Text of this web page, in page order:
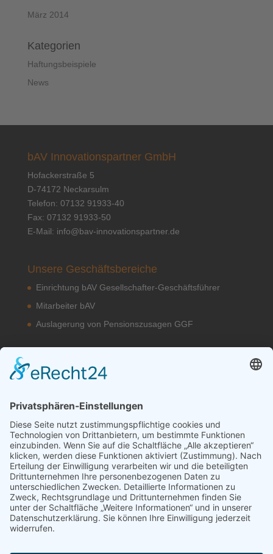
März 2014
Kategorien
Haftungsbeispiele
News
bAV Innovationspartner GmbH
Hofackerstraße 5
D-74172 Neckarsulm
Telefon: 07132 91933-40
Fax: 07132 91933-50
E-Mail: info@bav-innovationspartner.de
Unsere Geschäftsbereiche
Einrichtung bAV Gesellschafter-Geschäftsführer
Mitarbeiter bAV
Auslagerung von Pensionszusagen GGF
Unsere bAV Lösungen
Kontakt
Datenschutzerklärung
Impressum
Erstinformation
EU-Transparenzverordnung (TVO)